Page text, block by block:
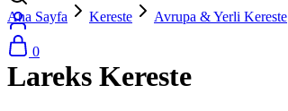
0
Ana Sayfa
Kereste Avrupa & Yerli Kereste
Lareks Kereste